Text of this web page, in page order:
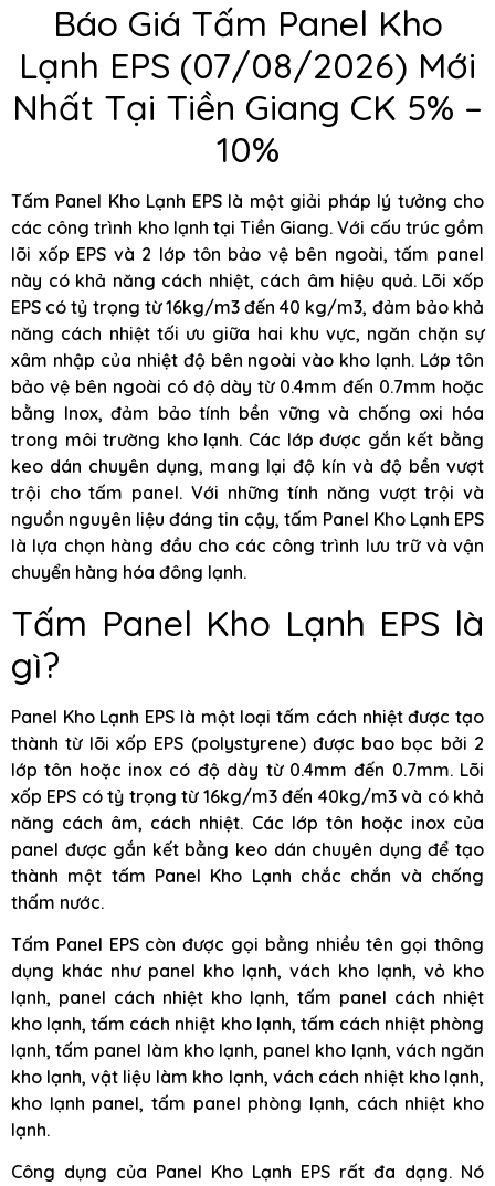
Báo Giá Tấm Panel Kho
Lạnh EPS (07/08/2026) Mới
Nhất Tại Tiền Giang CK 5% –
10%
Tấm Panel Kho Lạnh EPS là một giải pháp lý tưởng cho
các công trình kho lạnh tại Tiền Giang. Với cấu trúc gồm
lõi xốp EPS và 2 lớp tôn bảo vệ bên ngoài, tấm panel
này có khả năng cách nhiệt, cách âm hiệu quả. Lõi xốp
EPS có tỷ trọng từ 16kg/m3 đến 40 kg/m3, đảm bảo khả
năng cách nhiệt tối ưu giữa hai khu vực, ngăn chặn sự
xâm nhập của nhiệt độ bên ngoài vào kho lạnh. Lớp tôn
bảo vệ bên ngoài có độ dày từ 0.4mm đến 0.7mm hoặc
bằng Inox, đảm bảo tính bền vững và chống oxi hóa
trong môi trường kho lạnh. Các lớp được gắn kết bằng
keo dán chuyên dụng, mang lại độ kín và độ bền vượt
trội cho tấm panel. Với những tính năng vượt trội và
nguồn nguyên liệu đáng tin cậy, tấm Panel Kho Lạnh EPS
là lựa chọn hàng đầu cho các công trình lưu trữ và vận
chuyển hàng hóa đông lạnh.
Tấm Panel Kho Lạnh EPS là
gì?
Panel Kho Lạnh EPS là một loại tấm cách nhiệt được tạo
thành từ lõi xốp EPS (polystyrene) được bao bọc bởi 2
lớp tôn hoặc inox có độ dày từ 0.4mm đến 0.7mm. Lõi
xốp EPS có tỷ trọng từ 16kg/m3 đến 40kg/m3 và có khả
năng cách âm, cách nhiệt. Các lớp tôn hoặc inox của
panel được gắn kết bằng keo dán chuyên dụng để tạo
thành một tấm Panel Kho Lạnh chắc chắn và chống
thấm nước.
Tấm Panel EPS còn được gọi bằng nhiều tên gọi thông
dụng khác như panel kho lạnh, vách kho lạnh, vỏ kho
lạnh, panel cách nhiệt kho lạnh, tấm panel cách nhiệt
kho lạnh, tấm cách nhiệt kho lạnh, tấm cách nhiệt phòng
lạnh, tấm panel làm kho lạnh, panel kho lạnh, vách ngăn
kho lạnh, vật liệu làm kho lạnh, vách cách nhiệt kho lạnh,
kho lạnh panel, tấm panel phòng lạnh, cách nhiệt kho
lạnh.
Công dụng của Panel Kho Lạnh EPS rất đa dạng. Nó